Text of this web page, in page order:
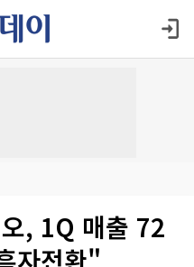
, 1Q 매출 72
자전환"